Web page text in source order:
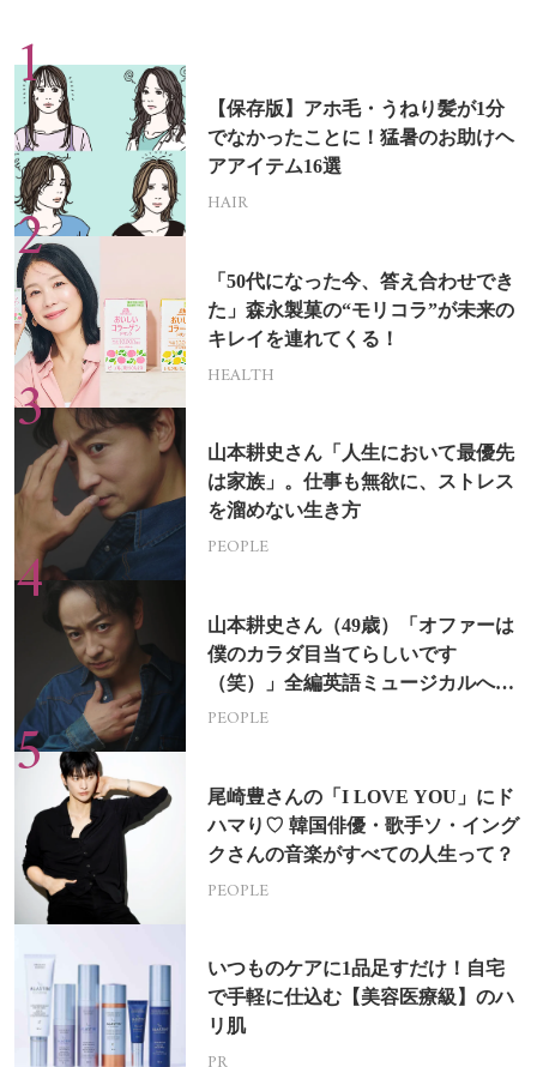
【保存版】アホ毛・うねり髪が1分
でなかったことに！猛暑のお助けヘ
アアイテム16選
HAIR
「50代になった今、答え合わせでき
た」森永製菓の“モリコラ”が未来の
キレイを連れてくる！
HEALTH
山本耕史さん「人生において最優先
は家族」。仕事も無欲に、ストレス
を溜めない生き方
PEOPLE
山本耕史さん（49歳）「オファーは
僕のカラダ目当てらしいです
（笑）」全編英語ミュージカルへの
挑戦
PEOPLE
尾崎豊さんの「I LOVE YOU」にド
ハマり♡ 韓国俳優・歌手ソ・イング
クさんの音楽がすべての人生って？
PEOPLE
いつものケアに1品足すだけ！自宅
で手軽に仕込む【美容医療級】のハ
リ肌